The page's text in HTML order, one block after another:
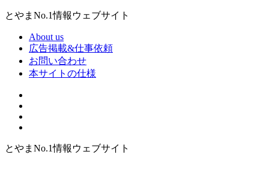
とやまNo.1情報ウェブサイト
About us
広告掲載&仕事依頼
お問い合わせ
本サイトの仕様
とやまNo.1情報ウェブサイト